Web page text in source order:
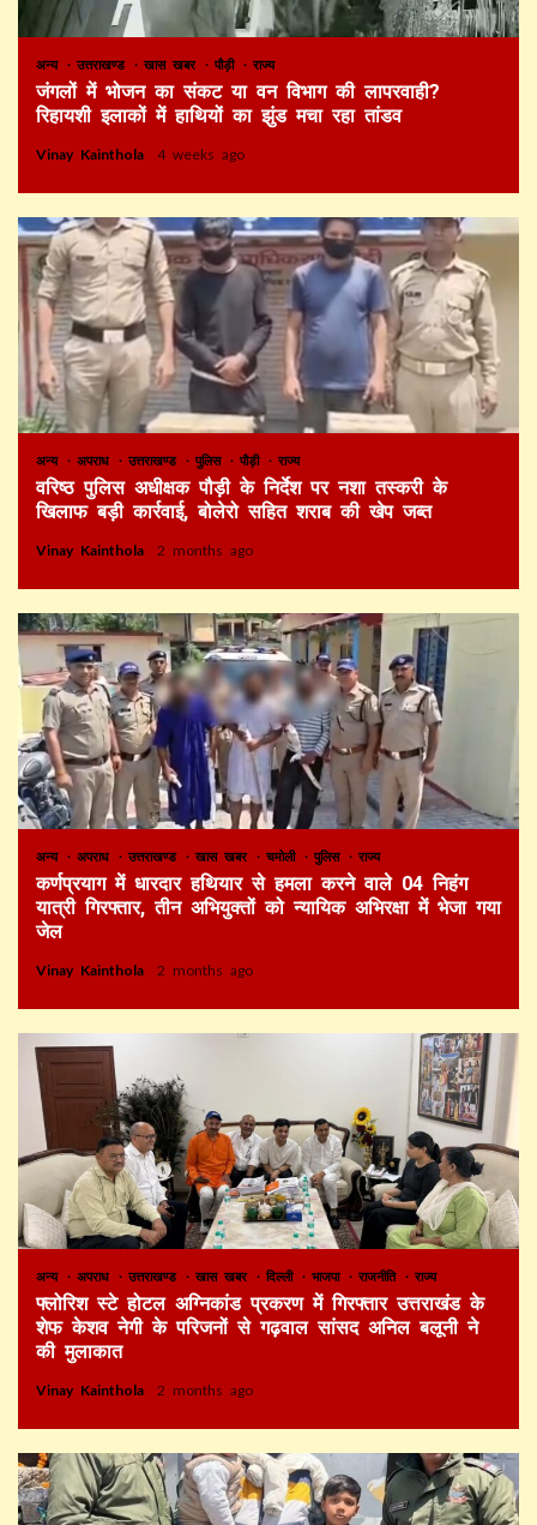
अन्य उत्तराखण्ड खास खबर पौड़ी राज्य
जंगलों में भोजन का संकट या वन विभाग की लापरवाही?
रिहायशी इलाकों में हाथियों का झुंड मचा रहा तांडव
Vinay Kainthola 4 weeks ago
अन्य अपराध उत्तराखण्ड पुलिस पौड़ी राज्य
वरिष्ठ पुलिस अधीक्षक पौड़ी के निर्देश पर नशा तस्करी के
खिलाफ बड़ी कार्रवाई, बोलेरो सहित शराब की खेप जब्त
Vinay Kainthola 2 months ago
अन्य अपराध उत्तराखण्ड खास खबर चमोली पुलिस राज्य
कर्णप्रयाग में धारदार हथियार से हमला करने वाले 04 निहंग
यात्री गिरफ्तार, तीन अभियुक्तों को न्यायिक अभिरक्षा में भेजा गया
जेल
Vinay Kainthola 2 months ago
अन्य अपराध उत्तराखण्ड खास खबर दिल्ली भाजपा राजनीति राज्य
फ्लोरिश स्टे होटल अग्निकांड प्रकरण में गिरफ्तार उत्तराखंड के
शेफ केशव नेगी के परिजनों से गढ़वाल सांसद अनिल बलूनी ने
की मुलाकात
Vinay Kainthola 2 months ago